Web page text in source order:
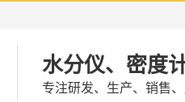
水分仪、密度
专注研发、生产、销售